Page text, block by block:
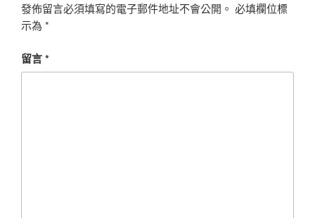
發佈留言必須填寫的電子郵件地址不會公開。 必填欄位標
示為 *
留言*